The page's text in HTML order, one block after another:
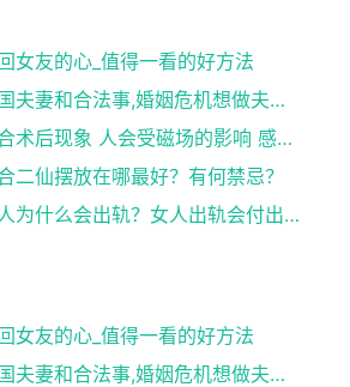
女友的心_值得一看的好方法
和合姻缘：泰国夫妻和合法事,婚姻危机想做夫妻和合法...
和合姻缘：和合术后现象 人会受磁场的影响 感到头晕...
二仙摆放在哪最好？有何禁忌？
和合姻缘：女人为什么会出轨？女人出轨会付出感情吗？
女友的心_值得一看的好方法
和合姻缘：泰国夫妻和合法事,婚姻危机想做夫妻和合法...